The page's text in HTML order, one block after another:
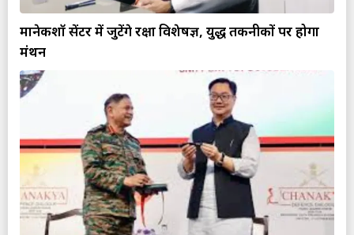
मानेकशॉ सेंटर में जुटेंगे रक्षा विशेषज्ञ, युद्ध तकनीकों पर होगा
मंथन